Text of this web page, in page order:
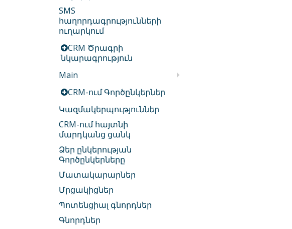
SMS
հաղորդագրությունների
ուղարկում
CRM Ծրագրի
նկարագրություն
Main
CRM-ում Գործընկերներ
Կազմակերպություններ
CRM-ում հայտնի
մարդկանց ցանկ
Ձեր ընկերության
Գործընկերները
Մատակարարներ
Մրցակիցներ
Պոտենցիալ գնորդներ
Գնորդներ